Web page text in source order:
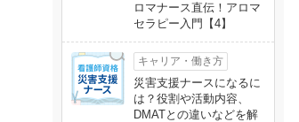
ロマナース直伝！アロマ
セラピー入門【4】
キャリア・働き方
災害支援ナースになるに
は？役割や活動内容、
DMATとの違いなどを解